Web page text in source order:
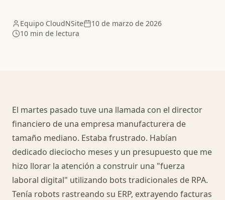
Equipo CloudNSite
10 de marzo de 2026
10 min de lectura
El martes pasado tuve una llamada con el director
financiero de una empresa manufacturera de
tamaño mediano. Estaba frustrado. Habían
dedicado dieciocho meses y un presupuesto que me
hizo llorar la atención a construir una "fuerza
laboral digital" utilizando bots tradicionales de RPA.
Tenía robots rastreando su ERP, extrayendo facturas